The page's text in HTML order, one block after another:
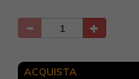
ACQUISTA